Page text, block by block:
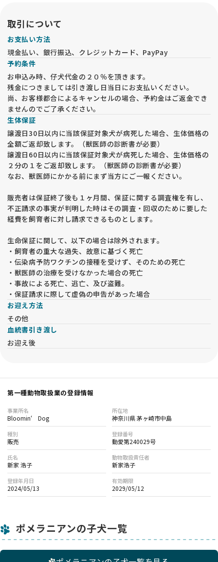
取引について
お支払い方法
現金払い、銀行振込、クレジットカード、PayPay
予約条件
お申込み時、仔犬代金の２０％を頂きます。
残金につきましては引き渡し日当日にお支払いください。
尚、お客様都合によるキャンセルの場合、予約金はご返金でき
ませんのでご了承ください。
生体保証
譲渡日30日以内に当該保証対象犬が病死した場合、生体価格の
全額ご返却致します。（獣医師の診断書が必要）
譲渡日60日以内に当該保証対象犬が病死した場合、生体価格の
２分の１をご返却致します。（獣医師の診断書が必要）
なお、獣医師にかかる前にまず当方にご一報ください。
販売者は保証終了後も１ヶ月間、保証に関する調査権を有し、
不正請求の事実が判明した時はその調査・回収のために要した
経費を飼育者に対し請求できるものとします。
生命保証に関して、以下の場合は除外されます。
・飼育者の重大な過失、故意に基づく死亡
・伝染病予防ワクチンの接種を受けず、そのための死亡
・獣医師の治療を受けなかった場合の死亡
・事故による死亡、逃亡、及び盗難。
・保証請求に際して虚偽の申告があった場合
お迎え方法
その他
血統書引き渡し
お迎え後
第一種動物取扱業の登録情報
事業所名
Bloomin‘ Dog
所在地
神奈川県 茅ヶ崎市中島
種別
販売
登録番号
動愛第240029号
氏名
新家 浩子
動物取扱責任者
新家浩子
登録年月日
2024/05/13
有効期限
2029/05/12
ポメラニアンの子犬一覧